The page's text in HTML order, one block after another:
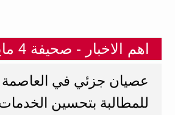
اهم الاخبار - صحيفة 4 مايو الالكترونية
عصيان جزئي في
للمطالبة بتحسين